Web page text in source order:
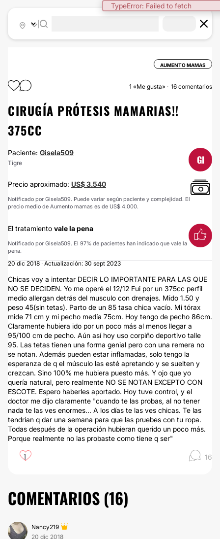
TypeError: Failed to fetch
AUMENTO MAMAS
1 «Me gusta» 16 comentarios
CIRUGÍA PRÓTESIS MAMARIAS!!
375CC
Paciente: Gisela509
Tigre GI
Precio aproximado: US$ 3.540
Notificado por Gisela509. Puede variar según paciente y complejidad. El
precio medio de Aumento mamas es de US$ 4.000.
El tratamiento vale la pena
Notificado por Gisela509. El 97% de pacientes han indicado que vale la
pena.
20 dic 2018 · Actualización: 30 sept 2023
Chicas voy a intentar DECIR LO IMPORTANTE PARA LAS QUE
NO SE DECIDEN. Yo me operé el 12/12 Fui por un 375cc perfil
medio allergan detrás del musculo con drenajes. Mido 1.50 y
peso 45(sin tetas). Parto de un 85 tasa chica vacío. Mi tórax
mide 71 cm y mi pecho medía 75cm. Hoy tengo de pecho 86cm.
Claramente hubiera ido por un poco más al menos llegar a
95/100 cm de pecho. Aún así hoy uso corpiño deportivo talle
95. Las tetas tienen una forma genial pero con una remera no
se notan. Además pueden estar inflamadas, solo tengo la
esperanza de q el músculo las esté apretando y se suelten y
crezcan. Sino 100% me hubiera puesto más. Y ojo que yo
quería natural, pero realmente NO SE NOTAN EXCEPTO CON
ESCOTE. Espero haberles aportado. Hoy tuve control, y el
doctor me dijo claramente "cuando te las probas, al no tener
nada te las ves enormes... A los días te las ves chicas. Te las
tendrían q dar una semana para que las pruebes con tu ropa.
Todas después de la operación hubieran querido un poco más.
Porque realmente no las probaste como tiene q ser"
1 16
COMENTARIOS (16)
Nancy219
20 dic 2018